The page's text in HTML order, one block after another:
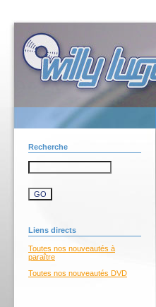
Recherche
Liens directs
Toutes nos nouveautés à
paraître
Toutes nos nouveautés DVD